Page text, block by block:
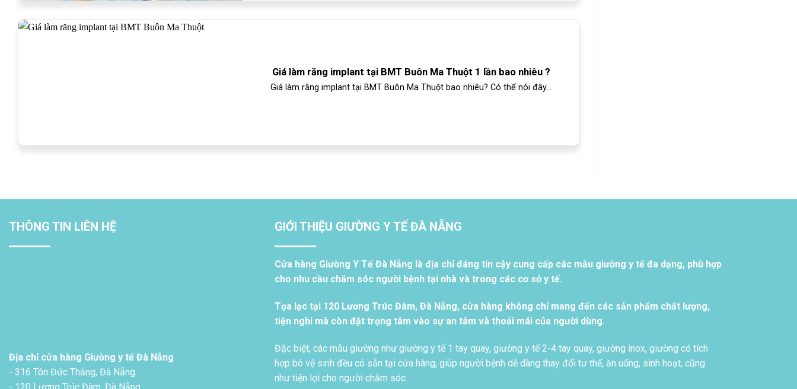
Giá làm răng implant tại BMT Buôn Ma Thuột 1 lần bao nhiêu ?
Giá làm răng implant tại BMT Buôn Ma Thuột bao nhiêu? Có thể nói đây...
THÔNG TIN LIÊN HỆ
Địa chỉ cửa hàng Giường y tế Đà Nẵng
- 316 Tôn Đức Thắng, Đà Nẵng
GIỚI THIỆU GIƯỜNG Y TẾ ĐÀ NẴNG
Cửa hàng Giường Y Tế Đà Nẵng là địa chỉ đáng tin cậy cung cấp các mẫu giường y tế đa dạng, phù hợp
cho nhu cầu chăm sóc người bệnh tại nhà và trong các cơ sở y tế.
Tọa lạc tại 120 Lương Trúc Đàm, Đà Nẵng, cửa hàng không chỉ mang đến các sản phẩm chất lượng,
tiện nghi mà còn đặt trọng tâm vào sự an tâm và thoải mái của người dùng.
Đặc biệt, các mẫu giường như giường y tế 1 tay quay, giường y tế 2-4 tay quay, giường inox, giường có tích
hợp bô vệ sinh đều có sẵn tại cửa hàng, giúp người bệnh dễ dàng thay đổi tư thế, ăn uống, sinh hoạt, cũng
như tiện lợi cho người chăm sóc.